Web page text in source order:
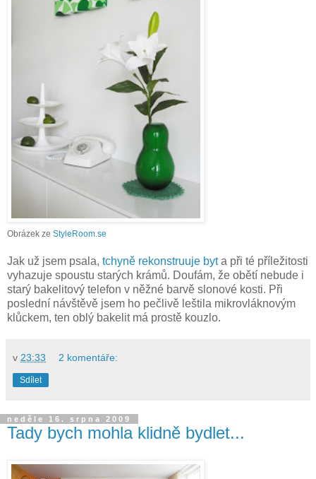
Obrázek ze StyleRoom.se
Jak už jsem psala, tchyně rekonstruuje byta při té příležitosti
vyhazuje spoustu starých krámů. Doufám, že obětí nebude i
starý bakelitový telefon v něžné barvě slonové kosti. Při
poslední návštěvě jsem ho pečlivě leštila mikrovláknovým
klůckem, ten oblý bakelit má prostě kouzlo.
v 23:33 2 komentáře:
Sdílet
neděle 16. srpna 2009
Tady bych mohla klidně bydlet...